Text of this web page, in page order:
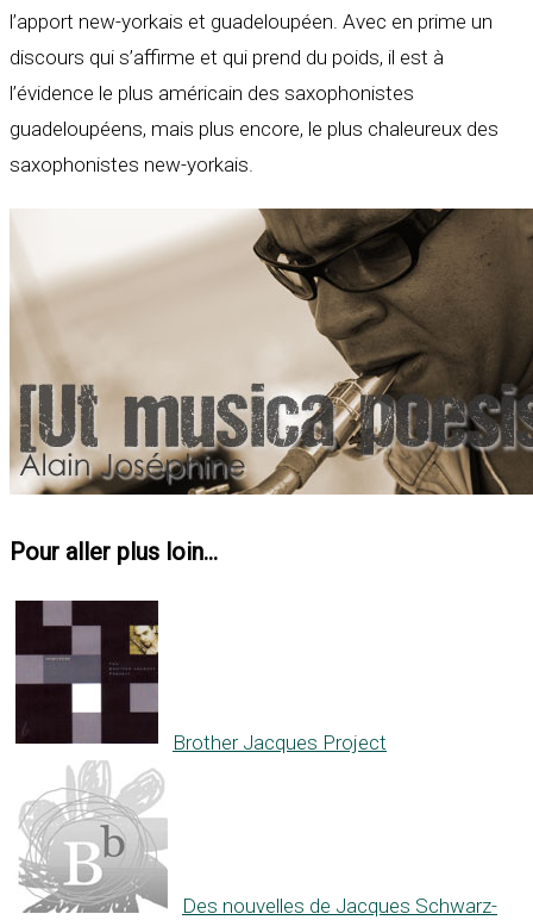
l’apport new-yorkais et guadeloupéen. Avec en prime un
discours qui s’affirme et qui prend du poids, il est à
l’évidence le plus américain des saxophonistes
guadeloupéens, mais plus encore, le plus chaleureux des
saxophonistes new-yorkais.
Pour aller plus loin...
Brother Jacques Project
Des nouvelles de Jacques Schwarz-